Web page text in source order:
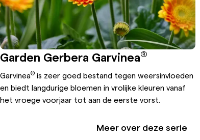
Garden Gerbera Garvinea®
Garvinea® is zeer goed bestand tegen weersinvloeden
en biedt langdurige bloemen in vrolijke kleuren vanaf
het vroege voorjaar tot aan de eerste vorst.
Meer over deze serie